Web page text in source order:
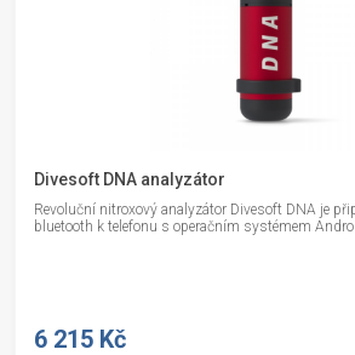
Divesoft DNA analyzátor
Revoluční nitroxový analyzátor Divesoft DNA je
bluetooth k telefonu s operačním systémem
6 215 Kč